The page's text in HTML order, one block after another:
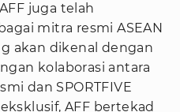
juga telah
mitra resmi ASEAN
akan dikenal dengan
kolaborasi antara
dan SPORTFIVE
AFF bertekad